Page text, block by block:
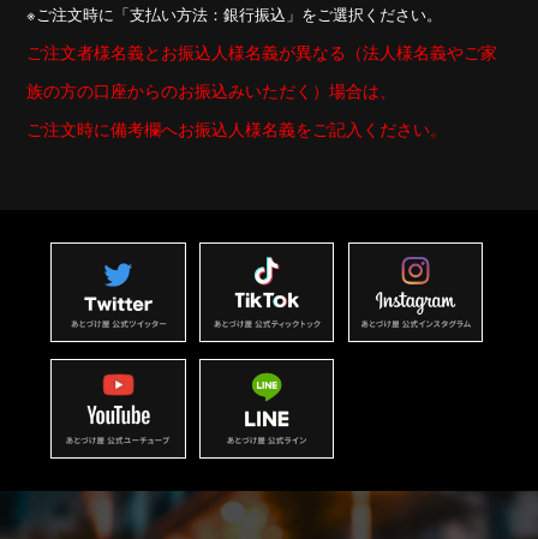
※ご注文時に「支払い方法：銀行振込」をご選択ください。
ご注文者様名義とお振込人様名義が異なる（法人様名義やご家
族の方の口座からのお振込みいただく）場合は、
ご注文時に備考欄へお振込人様名義をご記入ください。